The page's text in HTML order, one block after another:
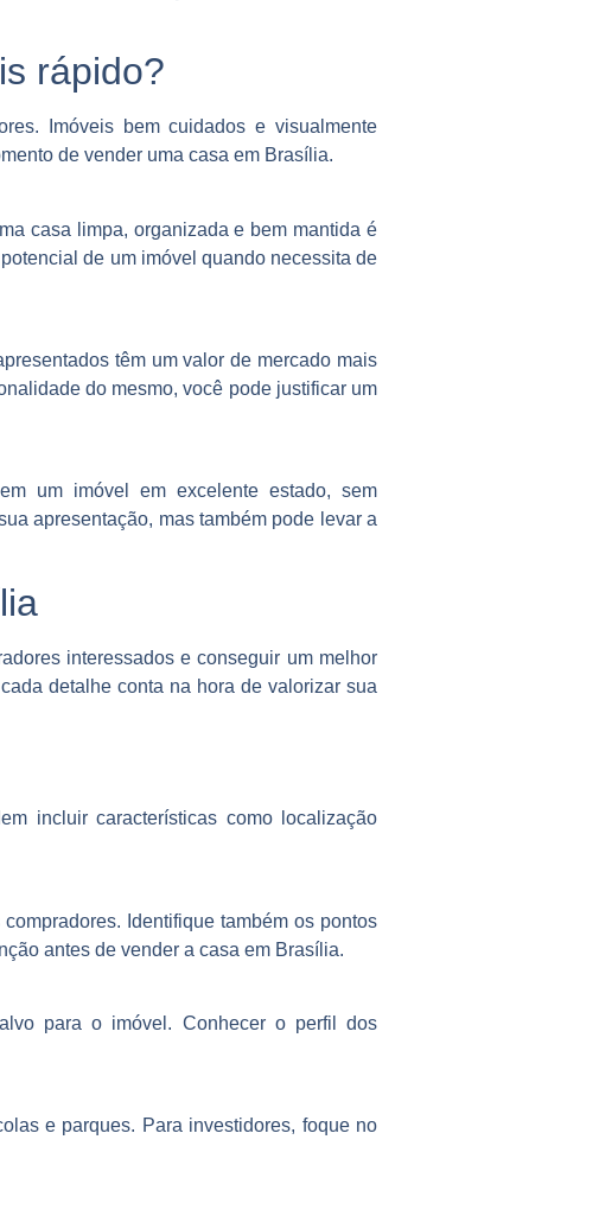
rápido?
Imóveis bem cuidados e visualmente
de vender uma casa em Brasília.
casa limpa, organizada e bem mantida é
de um imóvel quando necessita de
têm um valor de mercado mais
do mesmo, você pode justificar um
um imóvel em excelente estado, sem
apresentação, mas também pode levar a
interessados e conseguir um melhor
detalhe conta na hora de valorizar sua
incluir características como localização
Identifique também os pontos
antes de vender a casa em Brasília.
para o imóvel. Conhecer o perfil dos
e parques. Para investidores, foque no